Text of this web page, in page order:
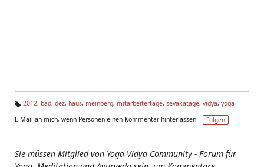
g
2012, bad, dez, haus, meinberg, mitarbeitertage, sevakatage, vidya, yoga
E-Mail an mich, wenn Personen einen Kommentar hinterlassen –
Folgen
Sie müssen Mitglied von Yoga Vidya Community - Forum für